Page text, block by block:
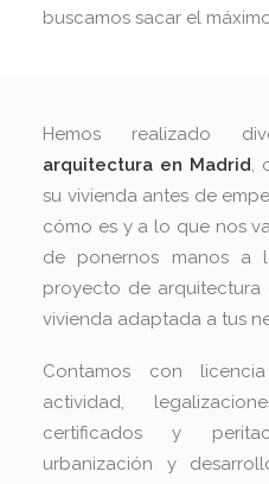
buscamos sacar el
Hemos realizado
arquitectura en Madrid,
su vivienda antes de
cómo es y a lo que nos
de ponernos manos a
proyecto de arquitectura
vivienda adaptada a tus
Contamos con
actividad,
certificados y
urbanización y